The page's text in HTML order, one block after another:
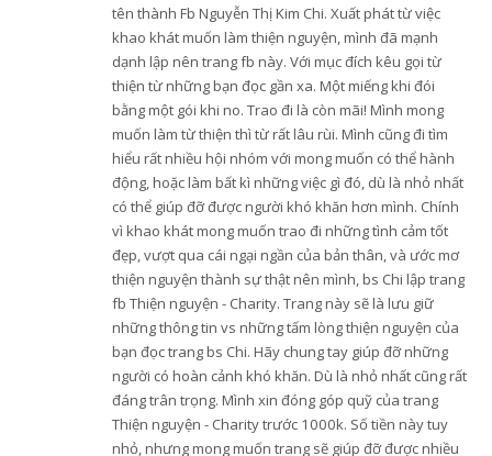
tên thành Fb Nguyễn Thị Kim Chi. Xuất phát từ việc
khao khát muốn làm thiện nguyện, mình đã mạnh
dạnh lập nên trang fb này. Với mục đích kêu gọi từ
thiện từ những bạn đọc gần xa. Một miếng khi đói
bằng một gói khi no. Trao đi là còn mãi! Mình mong
muốn làm từ thiện thì từ rất lâu rùi. Mình cũng đi tìm
hiểu rất nhiều hội nhóm với mong muốn có thể hành
động, hoặc làm bất kì những việc gì đó, dù là nhỏ nhất
có thể giúp đỡ được người khó khăn hơn mình. Chính
vì khao khát mong muốn trao đi những tình cảm tốt
đẹp, vượt qua cái ngại ngần của bản thân, và ước mơ
thiện nguyện thành sự thật nên mình, bs Chi lập trang
fb Thiện nguyện - Charity. Trang này sẽ là lưu giữ
những thông tin vs những tấm lòng thiện nguyện của
bạn đọc trang bs Chi. Hãy chung tay giúp đỡ những
người có hoàn cảnh khó khăn. Dù là nhỏ nhất cũng rất
đáng trân trọng. Mình xin đóng góp quỹ của trang
Thiện nguyện - Charity trước 1000k. Số tiền này tuy
nhỏ, nhưng mong muốn trang sẽ giúp đỡ được nhiều